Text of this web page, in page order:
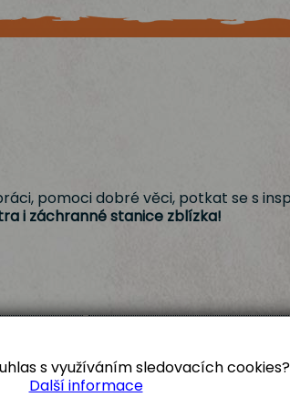
pomoci dobré věci, potkat se s
i záchranné stanice zblízka!
s využíváním sledovacích cookies?
Další informace